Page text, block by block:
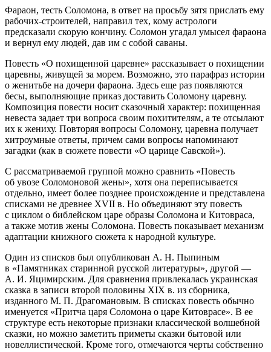
Фараон, тесть Соломона, в ответ на просьбу зятя прислать ему
рабочих-строителей, направил тех, кому астрологи
предсказали скорую кончину. Соломон угадал умысел фараона
и вернул ему людей, дав им с собой саваны.
Повесть «О похищенной царевне» рассказывает о похищении
царевны, живущей за морем. Возможно, это парафраз истории
о женитьбе на дочери фараона. Здесь еще раз появляются
бесы, выполняющие приказ доставить Соломону царевну.
Композиция повести носит сказочный характер: похищенная
невеста задает три вопроса своим похитителям, а те отсылают
их к жениху. Повторяя вопросы Соломону, царевна получает
хитроумные ответы, причем сами вопросы напоминают
загадки (как в сюжете повести «О царице Савской»).
С рассматриваемой группой можно сравнить «Повесть
об увозе Соломоновой жены», хотя она переписывается
отдельно, имеет более позднее происхождение и представлена
списками не древнее XVII в. Но объединяют эту повесть
с циклом о библейском царе образы Соломона и Китовраса,
а также мотив жены Соломона. Повесть показывает механизм
адаптации книжного сюжета к народной культуре.
Один из списков был опубликован А. Н. Пыпиным
в «Памятниках старинной русской литературы», другой —
А. И. Яцимирским. Для сравнения привлекалась украинская
сказка в записи второй половины XIX в. из сборника,
изданного М. П. Драгомановым. В списках повесть обычно
именуется «Притча царя Соломона о царе Китоврасе». В ее
структуре есть некоторые признаки классической волшебной
сказки, но можно заметить приметы сказки бытовой или
новеллистической. Кроме того, отмечаются черты собственно